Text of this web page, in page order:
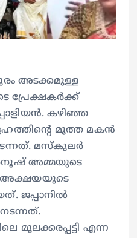
അടക്കമുള്ള
പ്രേക്ഷകർക്ക്
കഴിഞ്ഞ
മൂത്ത മകൻ
മസ്‌കുലർ
ധനൂഷ് അമ്മയുടെ
അക്ഷയയുടെ
ജപ്പാനിൽ
മൂലക്കരപ്പട്ടി എന്ന